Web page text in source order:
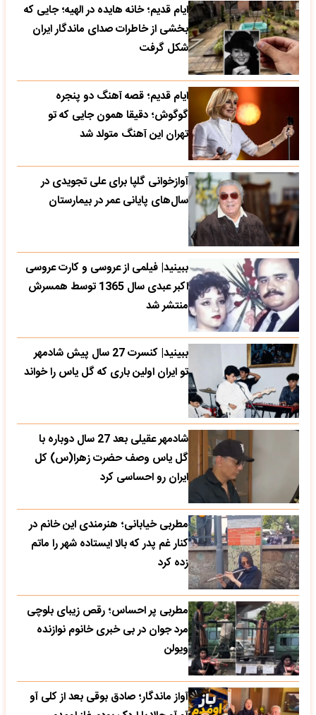
ایام قدیم؛ خانه هایده در الهیه؛ جایی که
بخشی از خاطرات صدای ماندگار ایران
شکل گرفت
ایام قدیم؛ قصه آهنگ دو پنجره
گوگوش؛ دقیقا همون جایی که تو
تهران این آهنگ متولد شد
آوازخوانی گلپا برای علی تجویدی در
سال‌های پایانی عمر در بیمارستان
ببینید| فیلمی از عروسی و کارت عروسی
اکبر عبدی سال 1365 توسط همسرش
منتشر شد
ببینید| کنسرت 27 سال پیش شادمهر
تو ایران اولین باری که گل یاس را خواند
شادمهر عقیلی بعد 27 سال دوباره با
گل یاس وصف حضرت زهرا(س) کل
ایران رو احساسی کرد
مطربی خیابانی؛ هنرمندی این خانم در
کنار غم پدر که بالا ایستاده شهر را ماتم
زده کرد
مطربی پر احساس؛ رقص زیبای بلوچی
مرد جوان در بی خبری خانوم نوازنده
ویولن
آواز ماندگار؛ صادق بوقی بعد از کلی آو